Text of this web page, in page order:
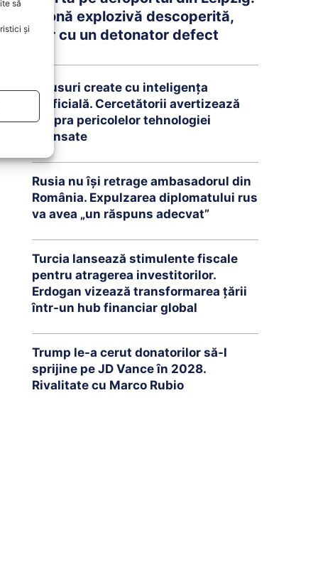
să
și
Dronă explozivă descoperită,
dar cu un detonator defect
Virusuri create cu inteligența
artificială. Cercetătorii avertizează
asupra pericolelor tehnologiei
avansate
Rusia nu își retrage ambasadorul din
România. Expulzarea diplomatului rus
va avea „un răspuns adecvat”
Turcia lansează stimulente fiscale
pentru atragerea investitorilor.
Erdogan vizează transformarea țării
într-un hub financiar global
Trump le-a cerut donatorilor să-l
sprijine pe JD Vance în 2028.
Rivalitate cu Marco Rubio